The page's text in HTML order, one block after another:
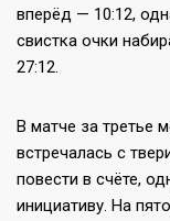
вперёд — 10:12,
свистка очки
27:12.
В матче за третье
встречалась с
повести в счёте,
инициативу. На